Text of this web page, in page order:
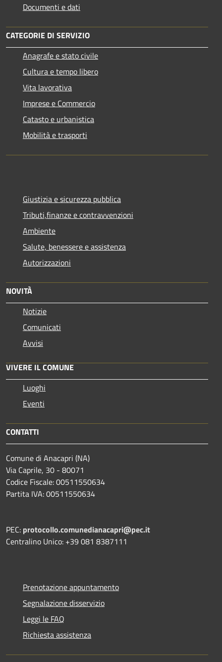
Documenti e dati
CATEGORIE DI SERVIZIO
Anagrafe e stato civile
Cultura e tempo libero
Vita lavorativa
Imprese e Commercio
Catasto e urbanistica
Mobilità e trasporti
Giustizia e sicurezza pubblica
Tributi,finanze e contravvenzioni
Ambiente
Salute, benessere e assistenza
Autorizzazioni
NOVITÀ
Notizie
Comunicati
Avvisi
VIVERE IL COMUNE
Luoghi
Eventi
CONTATTI
Comune di Anacapri (NA)
Via Caprile, 30 - 80071
Codice Fiscale: 00511550634
Partita IVA: 00511550634
PEC: protocollo.comunedianacapri@pec.it
Centralino Unico: +39 081 8387111
Prenotazione appuntamento
Segnalazione disservizio
Leggi le FAQ
Richiesta assistenza